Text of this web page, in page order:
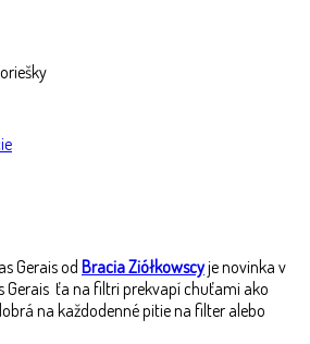
Gerais odBracia Ziółkowscyje novinka v
Gerais ťa na filtri prekvapí chuťami ako
na každodenné pitie na filter alebo